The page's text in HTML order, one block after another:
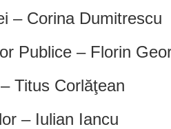
– Corina Dumitrescu
Publice – Florin
Titus Corlăţean
– Iulian Iancu